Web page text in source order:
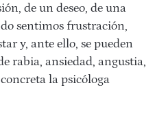
de un deseo, de una
sentimos frustración,
y, ante ello, se pueden
rabia, ansiedad, angustia,
la psicóloga